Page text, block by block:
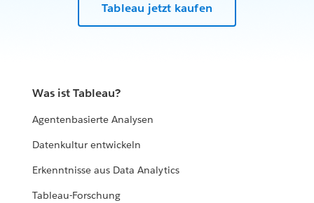
Tableau jetzt kaufen
Was ist Tableau?
Agentenbasierte Analysen
Datenkultur entwickeln
Erkenntnisse aus Data Analytics
Tableau-Forschung